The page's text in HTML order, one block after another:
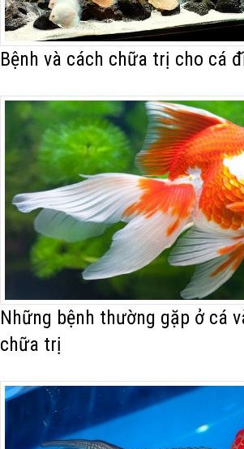
Bệnh và cách chữa trị cho cá
Những bệnh thường gặp ở cá
chữa trị